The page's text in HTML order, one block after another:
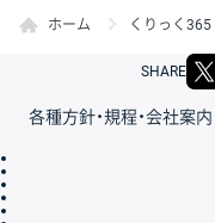
ホーム くりっく365
SHARE
各種方針・規程・会社案内